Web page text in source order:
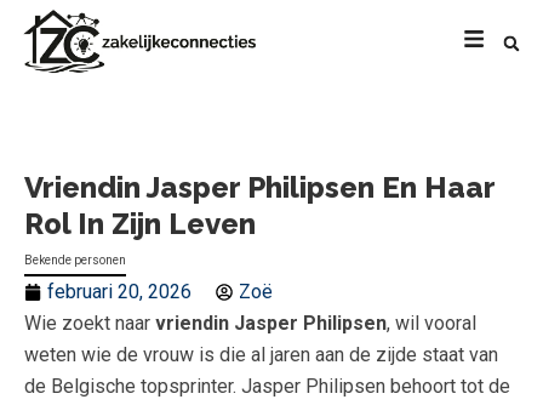
Vriendin Jasper Philipsen En Haar
Rol In Zijn Leven
Bekende personen
februari 20, 2026
Zoë
Wie zoekt naar vriendin Jasper Philipsen, wil vooral
weten wie de vrouw is die al jaren aan de zijde staat van
de Belgische topsprinter. Jasper Philipsen behoort tot de